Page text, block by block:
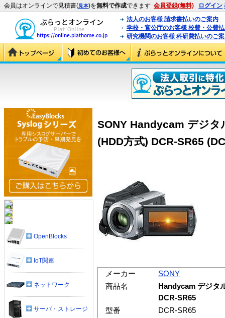
会員はオンラインで見積書(見本)を無料で作成できます 会員登録(無料) ログイン
法人のお客様 請求書払いのご案内
学校・官公庁のお客様 校費・公費
研究機関のお客様 科研費払いのご
SONY Handycam デジ
(HDD方式) DCR-SR65
メーカー
SONY
商品名
Handycam デジタ
DCR-SR65
型番
DCR-SR65
OpenBlocks
IoT関連
ネットワーク
サーバ・ストレージ